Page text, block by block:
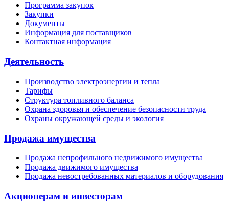
Программа закупок
Закупки
Документы
Информация для поставщиков
Контактная информация
Деятельность
Производство электроэнергии и тепла
Тарифы
Структура топливного баланса
Охрана здоровья и обеспечение безопасности труда
Охраны окружающей среды и экология
Продажа имущества
Продажа непрофильного недвижимого имущества
Продажа движимого имущества
Продажа невостребованных материалов и оборудования
Акционерам и инвесторам